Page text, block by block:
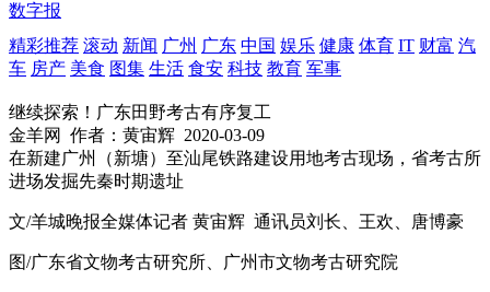
数字报
精彩推荐 滚动 新闻 广州 广东 中国 娱乐 健康 体育 IT 财富 汽
车 房产 美食 图集 生活 食安 科技 教育 军事
继续探索！广东田野考古有序复工
金羊网
作者：黄宙辉 2020-03-09
在新建广州（新塘）至汕尾铁路建设用地考古现场，省考古所
进场发掘先秦时期遗址
文/羊城晚报全媒体记者 黄宙辉 通讯员刘长、王欢、唐博豪
图/广东省文物考古研究所、广州市文物考古研究院